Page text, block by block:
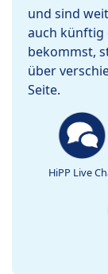
und sind
auch künftig
bekommst,
über
Seite.
HiPP Live